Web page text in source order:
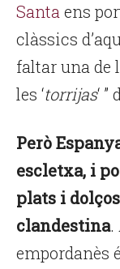
Santaens
clàssics
faltar una de
les ‘torrijas‘
Però
escletxa, i
plats i
clandestina.
empordanès